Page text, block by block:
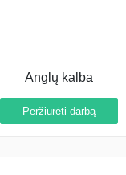
Anglų kalba
Peržiūrėti darbą